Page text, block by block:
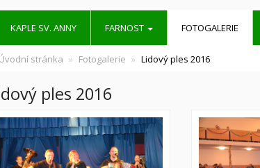
KAPLE SV. ANNY FARNOST FOTOGALERIE
Úvodní stránka Fotogalerie Lidový ples 2016
ples 2016